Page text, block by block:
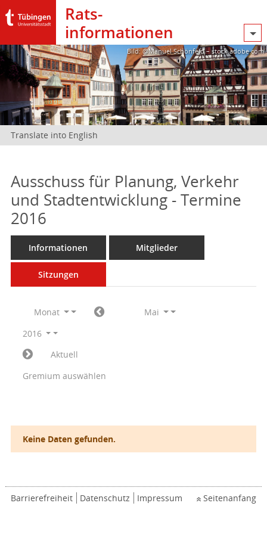
Rats­
informationen
Bild: @Manuel Schönfeld – stock.adobe.com
Translate into English
Ausschuss für Planung, Verkehr
und Stadtentwicklung - Termine
2016
Informationen Mitglieder
Sitzungen
Monat
Mai
2016
Aktuell
Gremium auswählen
Keine Daten gefunden.
Barrierefreiheit Datenschutz Impressum Seitenanfang